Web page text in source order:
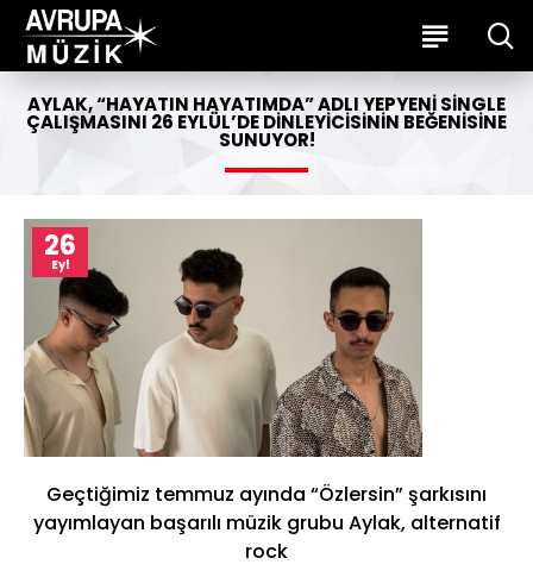
AYLAK, “HAYATIN HAYATIMDA” ADLI YEPYENI SINGLE
ÇALIŞMASINI 26 EYLÜL’DE DINLEYICISININ BEĞENISINE
SUNUYOR!
26
Eyl
Geçtiğimiz temmuz ayında “Özlersin” şarkısını
yayımlayan başarılı müzik grubu Aylak, alternatif
rock